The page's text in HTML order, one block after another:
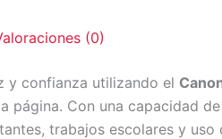
(0)
y confianza utilizando el
página. Con una capacidad de
trabajos escolares y